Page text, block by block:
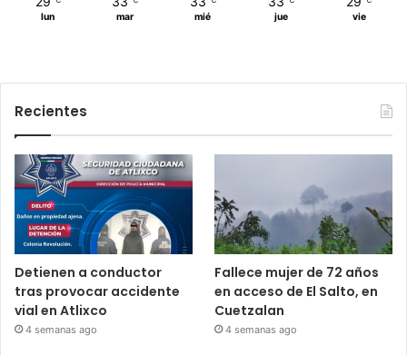
lun mar mié jue vie
Recientes
Detienen a conductor
tras provocar accidente
vial en Atlixco
4 semanas ago
Fallece mujer de 72 años
en acceso de El Salto, en
Cuetzalan
4 semanas ago